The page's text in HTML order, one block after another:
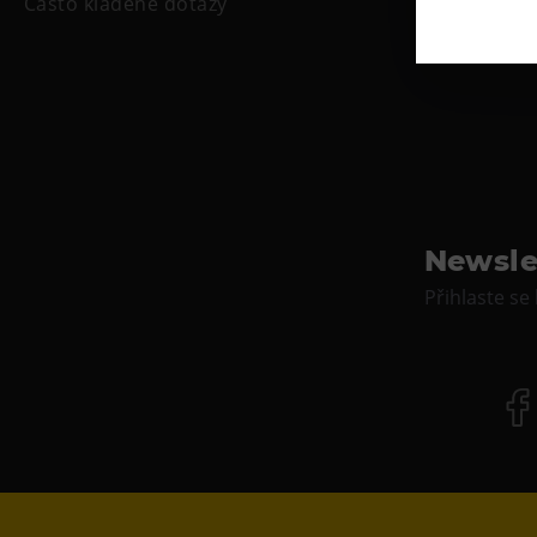
Přihlaste